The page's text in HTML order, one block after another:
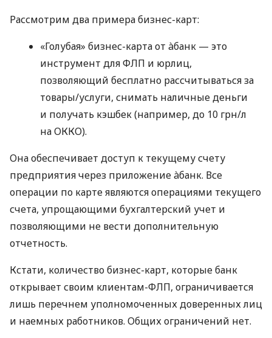
Рассмотрим два примера бизнес-карт:
«Голубая» бизнес-карта от àбанк — это
инструмент для ФЛП и юрлиц,
позволяющий бесплатно рассчитываться за
товары/услуги, снимать наличные деньги
и получать кэшбек (например, до 10 грн/л
на ОККО).
Она обеспечивает доступ к текущему счету
предприятия через приложение àбанк. Все
операции по карте являются операциями текущего
счета, упрощающими бухгалтерский учет и
позволяющими не вести дополнительную
отчетность.
Кстати, количество бизнес-карт, которые банк
открывает своим клиентам-ФЛП, ограничивается
лишь перечнем уполномоченных доверенных лиц
и наемных работников. Общих ограничений нет.